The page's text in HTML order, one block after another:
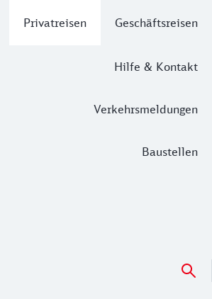
Privatreisen Geschäftsreisen
Hilfe & Kontakt
Verkehrsmeldungen
Baustellen